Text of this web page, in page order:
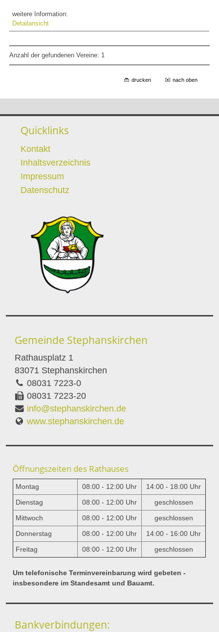
weitere Information:
Detailansicht
Anzahl der gefundenen Vereine: 1
drucken nach oben
Quicklinks
Kontakt
Inhaltsverzeichnis
Impressum
Datenschutz
Gemeinde Stephanskirchen
Rathausplatz 1
83071 Stephanskirchen
08031 7223-0
08031 7223-20
info@stephanskirchen.de
www.stephanskirchen.de
Öffnungszeiten des Rathauses
Montag 08:00 - 12:00 Uhr
14:00 - 18:00 Uhr
Dienstag
08:00 - 12:00 Uhr
geschlossen
Mittwoch
08:00 - 12:00 Uhr
geschlossen
Donnerstag
08:00 - 12:00 Uhr
14:00 - 16:00 Uhr
Freitag
08:00 - 12:00 Uhr geschlossen
Um telefonische Terminvereinbarung wird gebeten -
insbesondere im Standesamt und Bauamt.
Bankverbindungen: